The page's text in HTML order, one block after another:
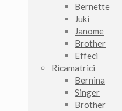
Bernette
Juki
Janome
Brother
Effeci
Ricamatrici
Bernina
Singer
Brother